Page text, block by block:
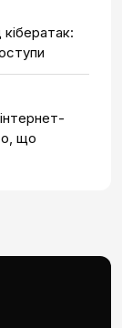
кібератак:
що